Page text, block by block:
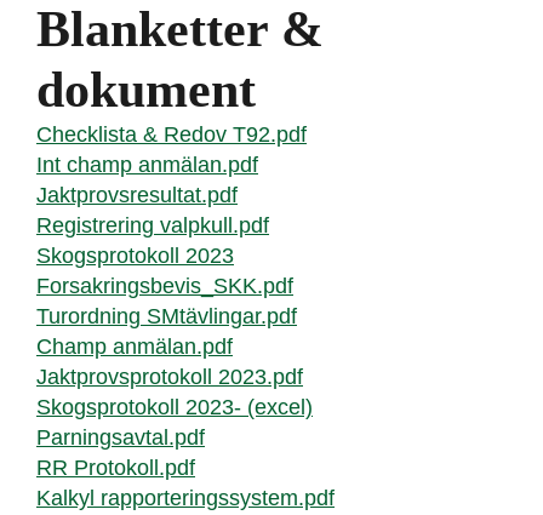
Blanketter &
dokument
Checklista & Redov T92.pdf
Int champ anmälan.pdf
Jaktprovsresultat.pdf
Registrering valpkull.pdf
Skogsprotokoll 2023
Forsakringsbevis_SKK.pdf
Turordning SMtävlingar.pdf
Champ anmälan.pdf
Jaktprovsprotokoll 2023.pdf
Skogsprotokoll 2023- (excel)
Parningsavtal.pdf
RR Protokoll.pdf
Kalkyl rapporteringssystem.pdf